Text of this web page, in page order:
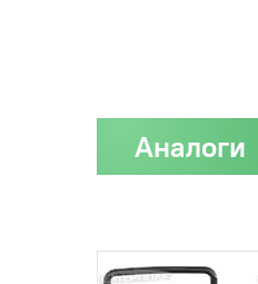
Аналоги